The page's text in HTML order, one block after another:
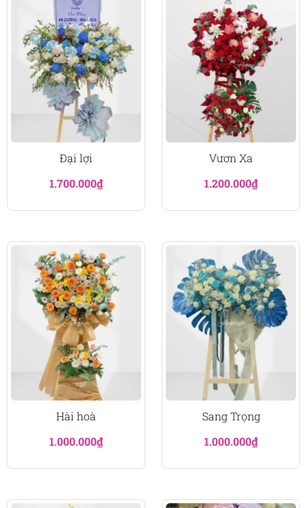
Đại lợi
1.700.000₫
Vươn Xa
1.200.000₫
Hài hoà
1.000.000₫
Sang Trọng
1.000.000₫